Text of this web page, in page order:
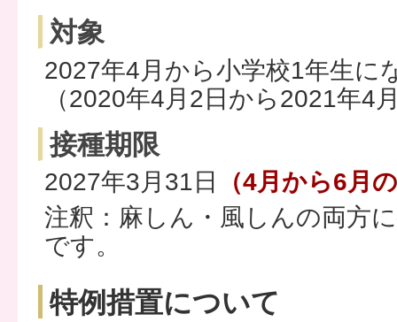
対象
2027年4月から小学校1年生に
（2020年4月2日から2021年4
接種期限
2027年3月31日
（4月から6月
注釈：麻しん・風しんの両方
です。
特例措置について